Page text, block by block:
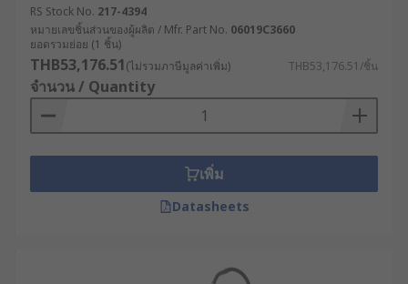
ความคุ้มค่าและงบประมาณ : ก่อนตัดสินใจ ควร
เปรียบเทียบสเปกและตรวจสอบราคาเครื่องดูดฝุ่น
จากผู้จัดจำหน่ายที่เชื่อถือได้ เพื่อประเมินความ
คุ้มค่าของฟังก์ชันกับงบประมาณที่ลงทุนไป
ปัจจัยเพิ่มเติมที่ควรพิจารณา
เมื่อเลือกซื้อเครื่องดูดฝุ่น
ระบบกรองอากาศ (แผ่นกรอง HEPA หรือแผ่น
ต้องควบคุมอนุภาคขนาดเล็กอย่างเข้มงวด เช่น
RS Stock No. 217-4394
หมายเลขชิ้นส่วนของผู้ผลิต / Mfr. Part No. 06019C3660
ยอดรวมย่อย (1 ชิ้น)
THB53,176.51(ไม่รวมภาษีมูลค่าเพิ่ม) THB53,176.51/ชิ้น
จำนวน / Quantity
เพิ่ม
Datasheets